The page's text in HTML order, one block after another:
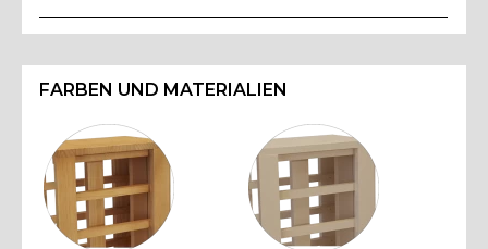
FARBEN UND MATERIALIEN